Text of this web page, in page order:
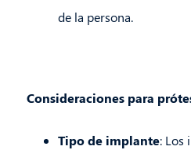
de la persona.
Consideraciones para
Tipo de implante: Los